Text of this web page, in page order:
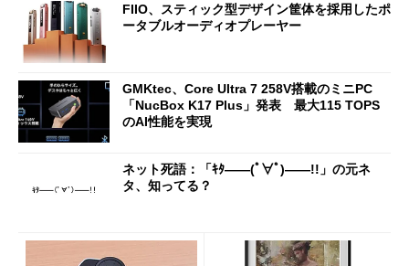
FIIO、スティック型デザイン筐体を採用したポ
ータブルオーディオプレーヤー
GMKtec、Core Ultra 7 258V搭載のミニPC
「NucBox K17 Plus」発表 最大115 TOPS
のAI性能を実現
ネット死語：「ｷﾀ――(ﾟ∀ﾟ)――!!」の元ネ
タ、知ってる？